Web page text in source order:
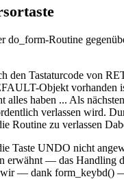
do_form-Routine
den Tastaturcode von
Objekt
alles haben ... Als
verlassen wird.
Routine zu verlassen
Taste UNDO nicht
— das Handling
— dank form_keybd()